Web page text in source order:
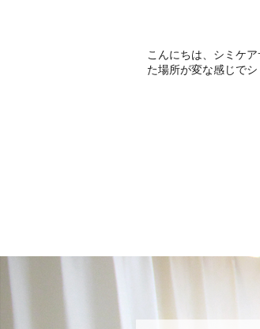
こんにちは、シミケ
た場所が変な感じで